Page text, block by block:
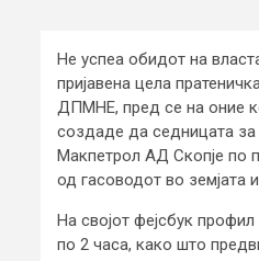
Не успеа обидот на
пријавена цела
ДПМНЕ, пред се на оние
создаде да седницата
Макпетрол АД Скопје по
од гасоводот во земјата
На својот фејсбук
по 2 часа, како што